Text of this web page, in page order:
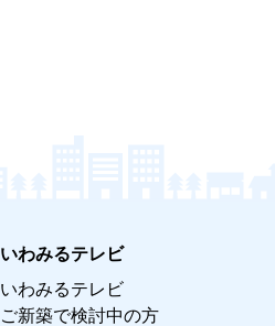
いわみるテレビ
いわみるテレビ
ご新築で検討中の方